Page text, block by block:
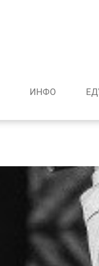
ИНФО